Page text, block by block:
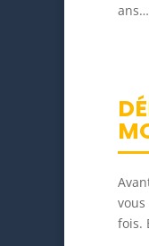
fois.